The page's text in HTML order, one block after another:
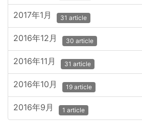
2017年1月 31 article
2016年12月 30 article
2016年11月 31 article
2016年10月 19 article
2016年9月 1 article